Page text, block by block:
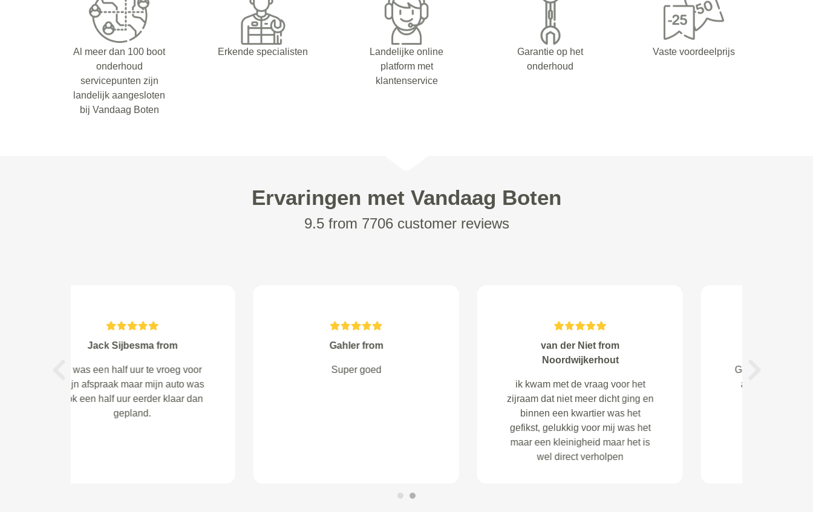
Al meer dan 100 boot
onderhoud
servicepunten zijn
landelijk aangesloten
bij Vandaag Boten
Erkende specialisten
Landelijke online
platform met
klantenservice
Garantie op het
onderhoud
Vaste voordeelprijs
Ervaringen met Vandaag Boten
9.5 from 7706 customer reviews
van der Niet from
ik kwam met de vraag voor het
zijraam dat niet meer dicht ging en
binnen een kwartier was het
Alberts from Wezep
Goed en snelle service. Het was
G. van Duinen from Abcoude
daar laten ophalen en
terugbrengen terwijl ik aan het
werk was! IDEAAL!
Previous